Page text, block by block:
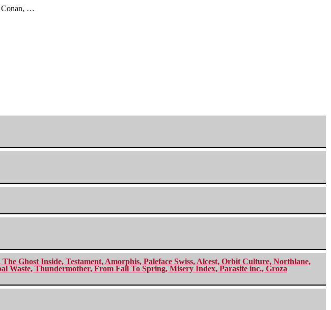
Conan, …
Ghost Inside, Testament, Amorphis, Paleface Swiss, Alcest, Orbit Culture, Northlane,
Waste, Thundermother, From Fall To Spring, Misery Index, Parasite inc., Groza